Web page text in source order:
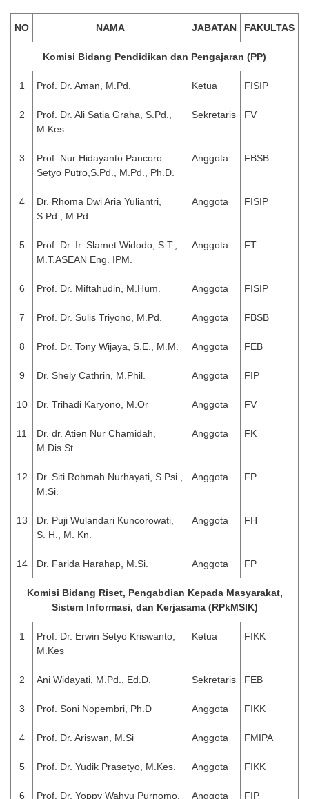
NO NAMA JABATAN FAKULTAS
Komisi Bidang Pendidikan dan Pengajaran (PP)
1 Prof. Dr. Aman, M.Pd. Ketua FISIP
2
Prof. Dr. Ali Satia Graha, S.Pd.,
M.Kes.
Sekretaris FV
3
Prof. Nur Hidayanto Pancoro
Setyo Putro,S.Pd., M.Pd., Ph.D.
Anggota FBSB
4
Dr. Rhoma Dwi Aria Yuliantri,
S.Pd., M.Pd.
Anggota FISIP
5
Prof. Dr. Ir. Slamet Widodo, S.T.,
M.T.ASEAN Eng. IPM.
Anggota FT
6 Prof. Dr. Miftahudin, M.Hum. Anggota FISIP
7 Prof. Dr. Sulis Triyono, M.Pd. Anggota FBSB
8 Prof. Dr. Tony Wijaya, S.E., M.M. Anggota FEB
9 Dr. Shely Cathrin, M.Phil. Anggota FIP
10 Dr. Trihadi Karyono, M.Or Anggota FV
11
Dr. dr. Atien Nur Chamidah,
M.Dis.St.
Anggota FK
12
Dr. Siti Rohmah Nurhayati, S.Psi.,
M.Si.
Anggota FP
13
Dr. Puji Wulandari Kuncorowati,
S. H., M. Kn.
Anggota FH
14 Dr. Farida Harahap, M.Si. Anggota FP
Komisi Bidang Riset, Pengabdian Kepada Masyarakat,
Sistem Informasi, dan Kerjasama (RPkMSIK)
1
Prof. Dr. Erwin Setyo Kriswanto,
M.Kes
Ketua FIKK
2 Ani Widayati, M.Pd., Ed.D. Sekretaris FEB
3 Prof. Soni Nopembri, Ph.D Anggota FIKK
4 Prof. Dr. Ariswan, M.Si Anggota FMIPA
5 Prof. Dr. Yudik Prasetyo, M.Kes. Anggota FIKK
6 Prof. Dr. Yoppy Wahyu Purnomo, Anggota FIP